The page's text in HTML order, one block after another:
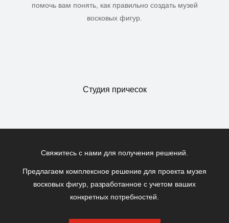
помочь вам понять, как правильно создать музей
восковых фигур.
Студия причесок
Свяжитесь с нами для получения решений.
Предлагаем комплексное решение для проекта музея
восковых фигур, разработанное с учетом ваших
конкретных потребностей.